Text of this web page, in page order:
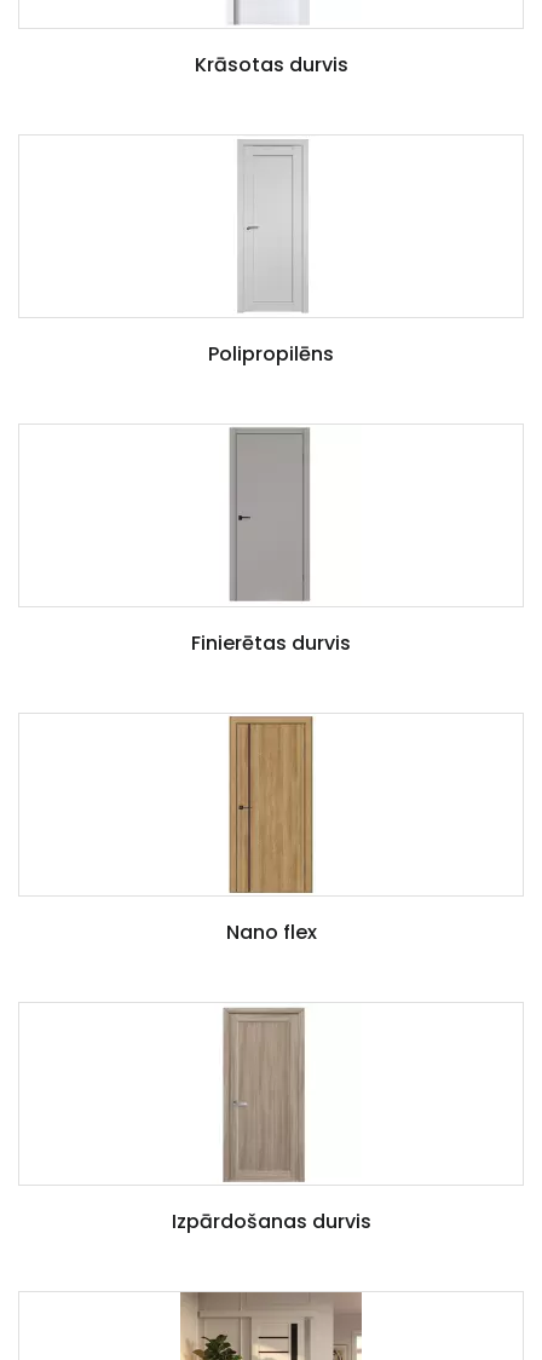
Krāsotas durvis
Polipropilēns
Finierētas durvis
Nano flex
Izpārdošanas durvis